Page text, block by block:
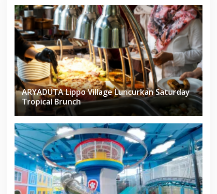
ARYADUTA Lippo Village Luncurkan Saturday
Tropical Brunch